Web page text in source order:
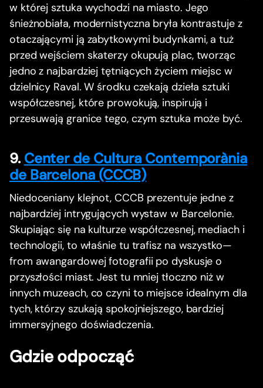
w której sztuka wychodzi na miasto. Jego
śnieżnobiała, modernistyczna bryła kontrastuje z
otaczającymi ją zabytkowymi budynkami, a tuż
przed wejściem skaterzy okupują plac, tworząc
jedno z najbardziej tętniących życiem miejsc w
dzielnicy Raval. W środku czekają dzieła sztuki
współczesnej, które prowokują, inspirują i
przesuwają granice tego, czym sztuka może być.
9. Center de Cultura Contemporània
de Barcelona (CCCB)
Niedoceniany klejnot, CCCB prezentuje jedne z
najbardziej intrygujących wystaw w Barcelonie.
Skupiając się na kulturze współczesnej, mediach i
technologii, to właśnie tu trafisz na wszystko—
from awangardowej fotografii po dyskusje o
przyszłości miast. Jest tu mniej tłoczno niż w
innych muzeach, co czyni to miejsce idealnym dla
tych, którzy szukają spokojniejszego, bardziej
immersyjnego doświadczenia.
Gdzie odpocząć